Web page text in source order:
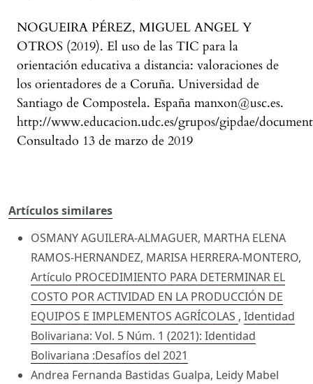
NOGUEIRA PÉREZ, MIGUEL ANGEL Y
OTROS (2019). El uso de las TIC para la
orientación educativa a distancia: valoraciones de
los orientadores de a Coruña. Universidad de
Santiago de Compostela. España manxon@usc.es.
http://www.educacion.udc.es/grupos/gipdae/
Consultado 13 de marzo de 2019
Artículos similares
OSMANY AGUILERA-ALMAGUER, MARTHA ELENA
RAMOS-HERNANDEZ, MARISA HERRERA-MONTERO,
Artículo PROCEDIMIENTO PARA DETERMINAR EL
COSTO POR ACTIVIDAD EN LA PRODUCCIÓN DE
EQUIPOS E IMPLEMENTOS AGRÍCOLAS , Identidad
Bolivariana: Vol. 5 Núm. 1 (2021): Identidad
Bolivariana :Desafíos del 2021
Andrea Fernanda Bastidas Gualpa, Leidy Mabel